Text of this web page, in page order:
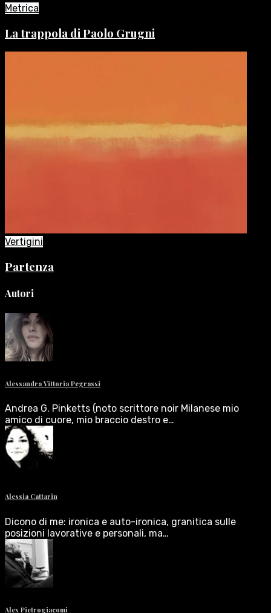
Metrica
La trappola di Paolo Grugni
Vertigini
Partenza
Autori
Alessandra Vittoria Pegrassi
Andrea G. Pinketts (noto scrittore noir Milanese mio
amico di cuore, mio braccio destro e…
Alessia Cattarin
Dicono di me: ironica e auto-ironica, granitica sulle
posizioni lavorative e personali, ma…
Alex Pietrogiacomi